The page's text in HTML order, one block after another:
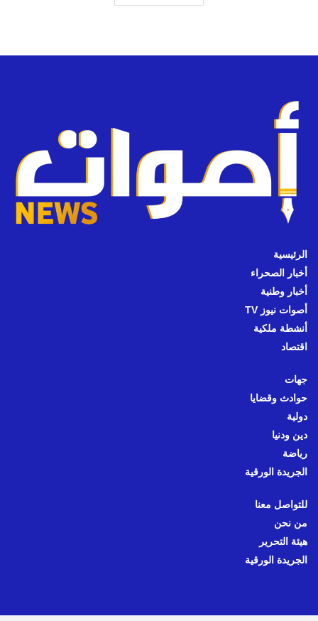
الرئيسية
أخبار الصحراء
أخبار وطنية
أصوات نيوز TV
أنشطة ملكية
اقتصاد
جهات
حوادث وقضايا
دولية
دين ودنيا
رياضة
الجريدة الورقية
للتواصل معنا
من نحن
هيئة التحرير
الجريدة الورقية